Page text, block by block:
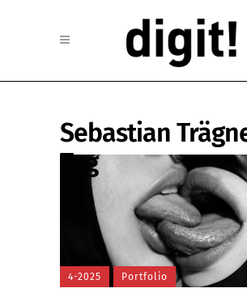
Sebastian
Tag
4-2025 Portfolio